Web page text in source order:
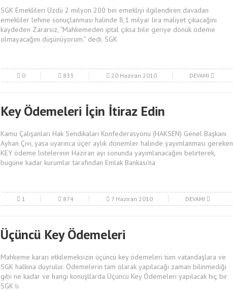
SGK Emeklileri Üzdü 2 milyon 200 bin emekliyi ilgilendiren davadan
emekliler lehine sonuçlanması halinde 8,1 milyar lira maliyet çıkacağını
kaydeden Zararsız, “Mahkemeden iptal çıksa bile geriye dönük ödeme
olmayacağını düşünüyorum.” dedi. SGK
0 833 20 Haziran 2010 DEVAMI
Key Ödemeleri İçin İtiraz Edin
Kamu Çalışanları Hak Sendikaları Konfederasyonu (HAKSEN) Genel Başkanı
Ayhan Çivi, yasa uyarınca üçer aylık dönemler halinde yayımlanması gereken
KEY ödeme listelerinin Haziran ayı sonunda yayımlanacağını belirterek,
bugüne kadar kurumlar tarafından Emlak Bankası’na
1 874 7 Haziran 2010 DEVAMI
Üçüncü Key Ödemeleri
Mahkeme kararı etkilemeksizin üçüncü key ödemeleri tüm vatandaşlara ve
SGK halkına duyrulur. Ödemelerin tam olarak yapılacağı zaman bilinmediği
gibi ne kadar ve hangi konuşllarda Üçüncü Key Ödemeleri yapılacak hiç bir
SGK lı